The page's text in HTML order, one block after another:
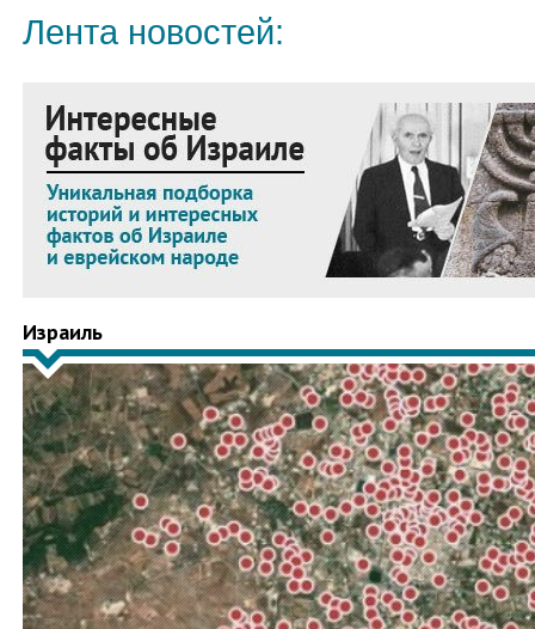
Лента новостей:
Израиль